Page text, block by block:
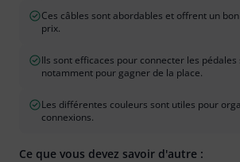
Ces câbles sont abordables et offrent un
prix.
Ils sont efficaces pour connecter les
notamment pour gagner de la place.
Les différentes couleurs sont utiles pour
connexions.
Ce que vous devez savoir d'autre :